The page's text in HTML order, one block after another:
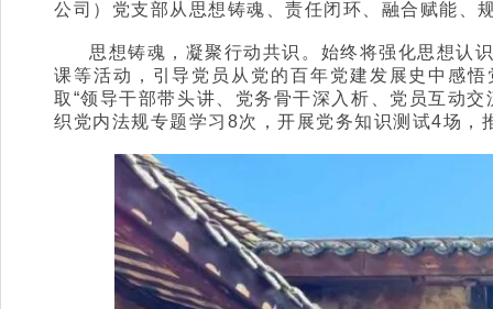
公司）党支部从思想铸魂、责任闭环、融合赋能、
思想铸魂，凝聚行动共识。始终将强化思想认
课等活动，引导党员从党的百年党建发展史中感
取“领导干部带头讲、党务骨干深入析、党员互动
织党内法规专题学习8次，开展党务知识测试4场，